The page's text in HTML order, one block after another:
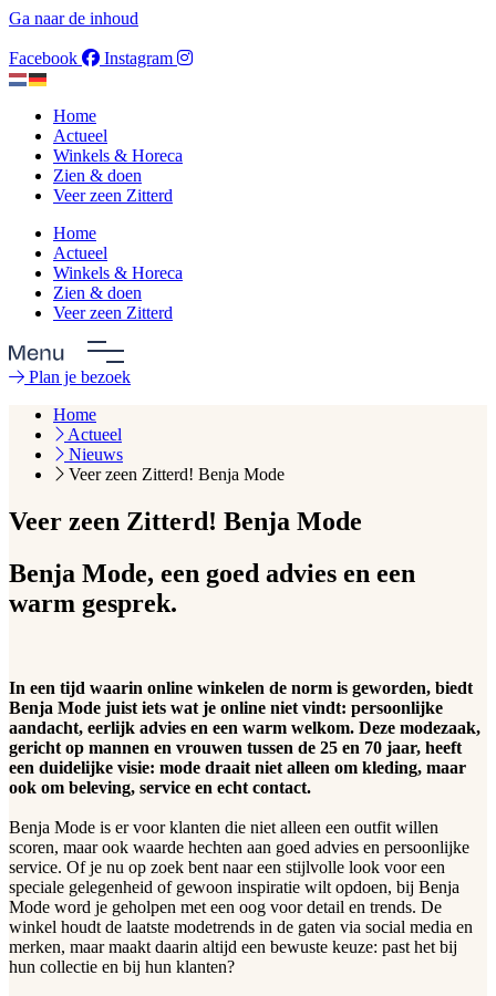
Ga naar de inhoud
Facebook Instagram
Home
Actueel
Winkels & Horeca
Zien & doen
Veer zeen Zitterd
Home
Actueel
Winkels & Horeca
Zien & doen
Veer zeen Zitterd
Plan je bezoek
Home
Actueel
Nieuws
Veer zeen Zitterd! Benja Mode
Veer zeen Zitterd! Benja Mode
Benja Mode, een goed advies en een
warm gesprek.
In een tijd waarin online winkelen de norm is geworden, biedt
Benja Mode juist iets wat je online niet vindt: persoonlijke
aandacht, eerlijk advies en een warm welkom. Deze modezaak,
gericht op mannen en vrouwen tussen de 25 en 70 jaar, heeft
een duidelijke visie: mode draait niet alleen om kleding, maar
ook om beleving, service en echt contact.
Benja Mode is er voor klanten die niet alleen een outfit willen
scoren, maar ook waarde hechten aan goed advies en persoonlijke
service. Of je nu op zoek bent naar een stijlvolle look voor een
speciale gelegenheid of gewoon inspiratie wilt opdoen, bij Benja
Mode word je geholpen met een oog voor detail en trends. De
winkel houdt de laatste modetrends in de gaten via social media en
merken, maar maakt daarin altijd een bewuste keuze: past het bij
hun collectie en bij hun klanten?